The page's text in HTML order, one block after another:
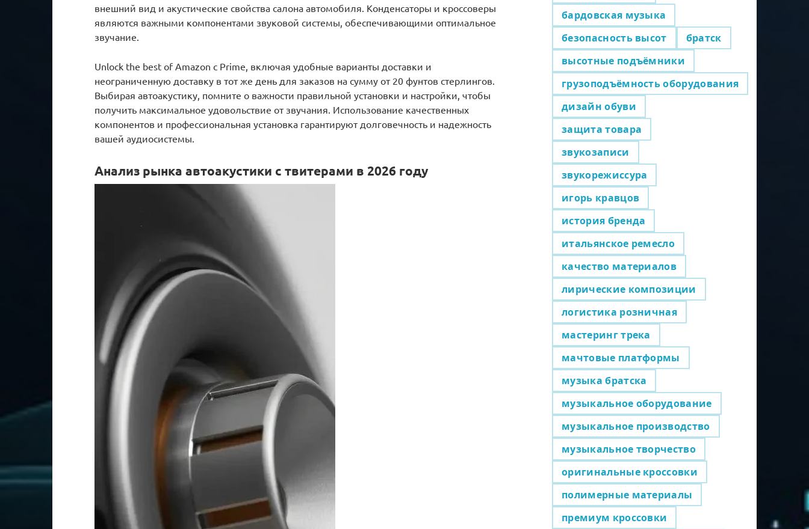
внешний вид и акустические свойства салона автомобиля. Конденсаторы и кроссоверы
являются важными компонентами звуковой системы, обеспечивающими оптимальное
звучание.
Unlock the best of Amazon с Prime, включая удобные варианты доставки и
неограниченную доставку в тот же день для заказов на сумму от 20 фунтов стерлингов.
Выбирая автоакустику, помните о важности правильной установки и настройки, чтобы
получить максимальное удовольствие от звучания. Использование качественных
компонентов и профессиональная установка гарантируют долговечность и надежность
вашей аудиосистемы.
Анализ рынка автоакустики с твитерами в 2026 году
бардовская музыка
безопасность высот
братск
высотные подъёмники
грузоподъёмность оборудования
дизайн обуви
защита товара
звукозаписи
звукорежиссура
игорь кравцов
история бренда
итальянское ремесло
качество материалов
лирические композиции
логистика розничная
мастеринг трека
мачтовые платформы
музыка братска
музыкальное оборудование
музыкальное производство
музыкальное творчество
оригинальные кроссовки
полимерные материалы
премиум кроссовки